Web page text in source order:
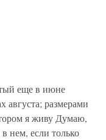
еще в июне
августа; размерами
я живу Думаю,
нем, если только